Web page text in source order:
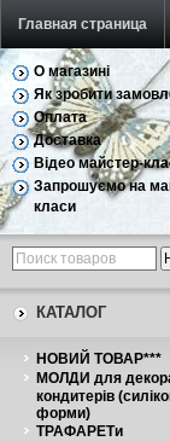
Главная страница
Обратная связь
О магазині
Як зробити
Оплата
Доставка
Відео майстер-
Запрошуємо на
класи
КАТАЛОГ
НОВИЙ ТОВАР***
МОЛДИ для
кондитерів
форми)
ТРАФАРЕТи